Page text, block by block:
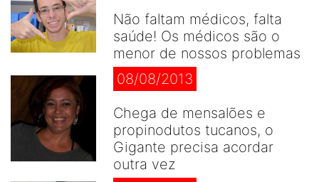
Não faltam médicos, falta
saúde! Os médicos são o
menor de nossos problemas
08/08/2013
Chega de mensalões e
propinodutos tucanos, o
Gigante precisa acordar
outra vez